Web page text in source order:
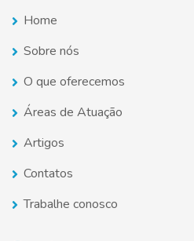
Home
Sobre nós
O que oferecemos
Áreas de Atuação
Artigos
Contatos
Trabalhe conosco